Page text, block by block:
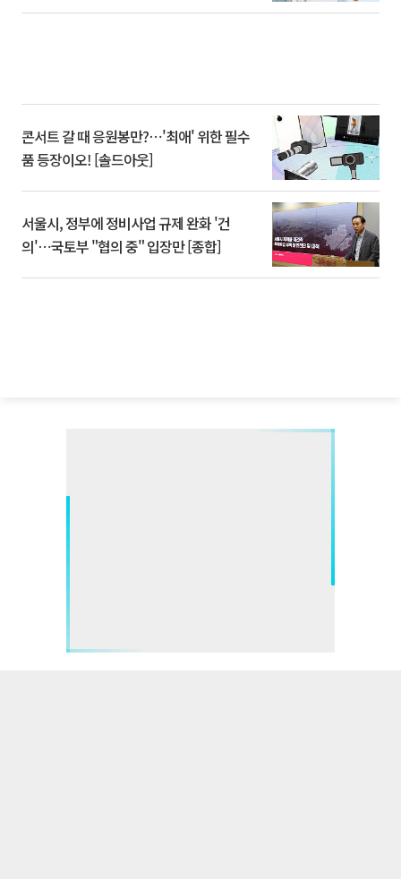
콘서트 갈 때 응원봉만?⋯'최애' 위한 필수
품 등장이오! [솔드아웃]
서울시, 정부에 정비사업 규제 완화 '건
의'⋯국토부 "협의 중" 입장만 [종합]